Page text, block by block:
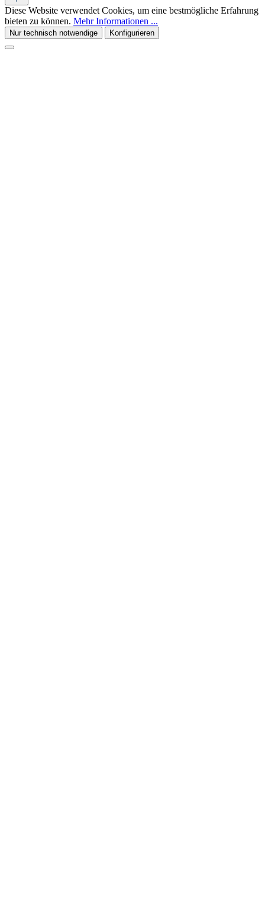
Diese Website verwendet Cookies, um eine bestmögliche Erfahrung
bieten zu können. Mehr Informationen ...
Nur technisch notwendige Konfigurieren